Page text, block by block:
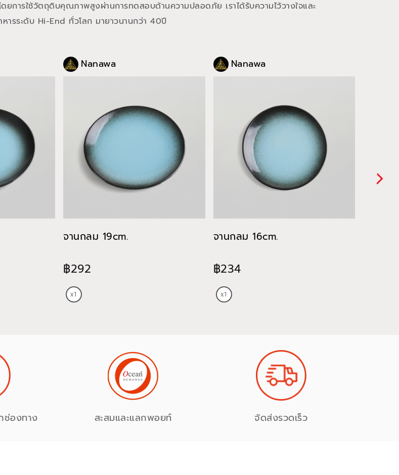
การใช้วัตถุดิบคุณภาพสูงผ่านการทดสอบด้านความปลอดภัย เราได้รับความไว้วางใจและ
ารระดับ Hi-End ทั่วโลก มายาวนานกว่า 40ปี
Nanawa
จานกลม 19cm.
฿292
Nanawa
จานกลม 16cm.
฿234
ช่องทาง สะสมและแลกพอยท์ จัดส่งรวดเร็ว